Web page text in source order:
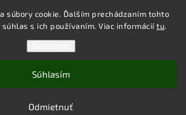
súbory cookie. Ďalším prechádzaním tohto
s ich používaním. Viac informáciítu.
Odmietnuť
Súhlasím
Vytvoril Shoptet